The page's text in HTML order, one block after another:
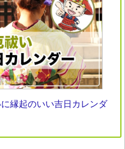
縁起のいい吉日カレンダ